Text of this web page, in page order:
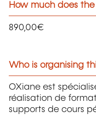
How much does
890,00€
Who is organising
OXiane est
réalisation de
supports de cours